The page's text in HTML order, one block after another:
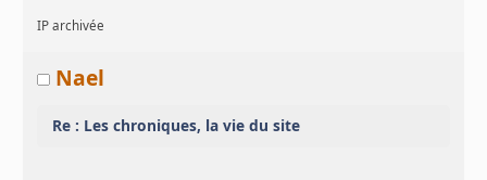
IP archivée
Nael
Re : Les chroniques, la vie du site